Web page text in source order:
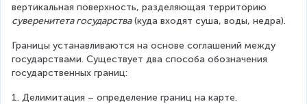
вертикальная поверхность, разделяющая территорию
суверенитета государства (куда входят суша, воды, недра).
Границы устанавливаются на основе соглашений между
государствами. Существует два способа обозначения
государственных границ:
1. Делимитация – определение границ на карте.